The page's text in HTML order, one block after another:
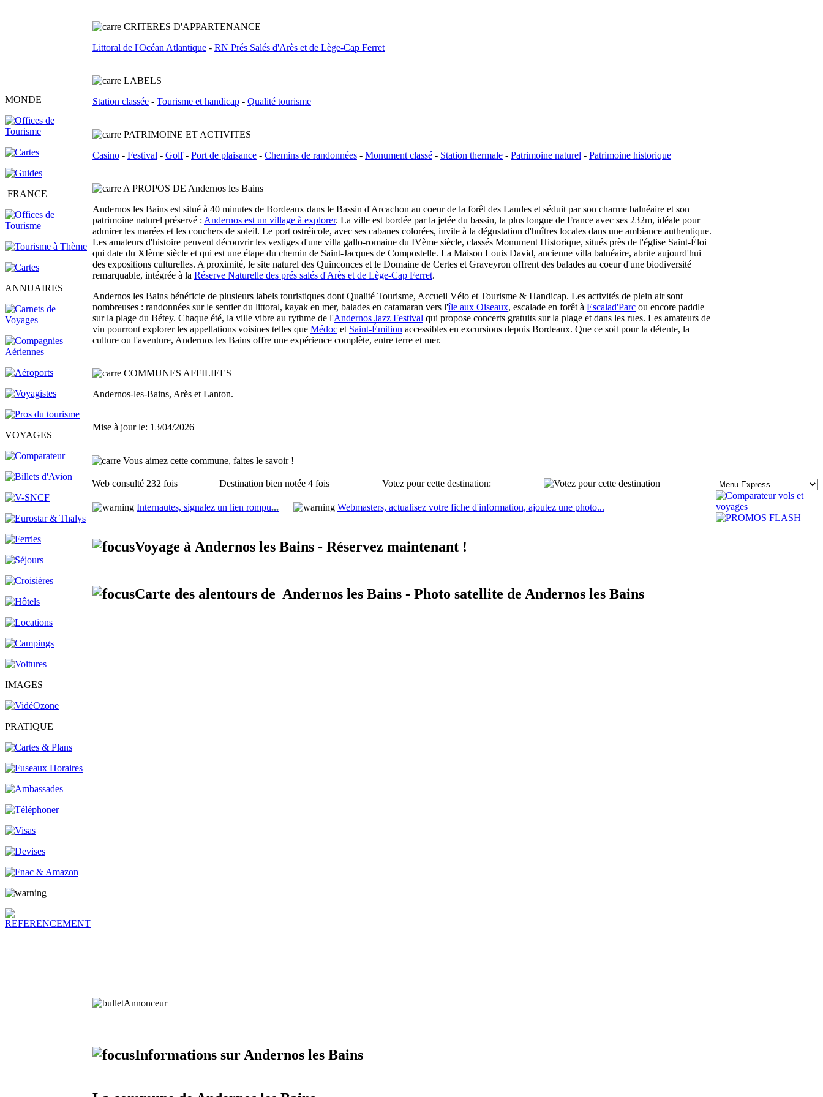
MONDE
FRANCE
ANNUAIRES
VOYAGES
IMAGES
PRATIQUE
CRITERES D'APPARTENANCE
Littoral de l'Océan Atlantique - RN Prés Salés d'Arès et de Lège-Cap Ferret
LABELS
Station classée - Tourisme et handicap - Qualité tourisme
PATRIMOINE ET ACTIVITES
Casino - Festival - Golf- Port de plaisance - Chemins de randonnées - Monument classé - Station thermale - Patrimoine naturel - Patrimoine historique
A PROPOS DE Andernos les Bains
Andernos les Bains est situé à 40 minutes de Bordeaux dans le Bassin d'Arcachon au coeur de la forêt des Landes et séduit par son charme balnéaire et son
patrimoine naturel préservé : Andernos est un village à explorer. La ville est bordée par la jetée du bassin, la plus longue de France avec ses 232m, idéale pour
admirer les marées et les couchers de soleil. Le port ostréicole, avec ses cabanes colorées, invite à la dégustation d'huîtres locales dans une ambiance authentique.
Les amateurs d'histoire peuvent découvrir les vestiges d'une villa gallo-romaine du IVème siècle, classés Monument Historique, situés près de l'église Saint-Éloi
qui date du XIème siècle et qui est une étape du chemin de Saint-Jacques de Compostelle. La Maison Louis David, ancienne villa balnéaire, abrite aujourd'hui
des expositions culturelles. A proximité, le site naturel des Quinconces et le Domaine de Certes et Graveyron offrent des balades au coeur d'une biodiversité
remarquable, intégrée à la Réserve Naturelle des prés salés d'Arès et de Lège-Cap Ferret.
Andernos les Bains bénéficie de plusieurs labels touristiques dont Qualité Tourisme, Accueil Vélo et Tourisme & Handicap. Les activités de plein air sont
nombreuses : randonnées sur le sentier du littoral, kayak en mer, balades en catamaran vers l'île aux Oiseaux, escalade en forêt à Escalad'Parc ou encore paddle
sur la plage du Bétey. Chaque été, la ville vibre au rythme de l'Andernos Jazz Festival qui propose concerts gratuits sur la plage et dans les rues. Les amateurs de
vin pourront explorer les appellations voisines telles que Médoc et Saint-Émilion accessibles en excursions depuis Bordeaux. Que ce soit pour la détente, la
culture ou l'aventure, Andernos les Bains offre une expérience complète, entre terre et mer.
COMMUNES AFFILIEES
Andernos-les-Bains, Arès et Lanton.
Mise à jour le: 13/04/2026
Vous aimez cette commune, faites le savoir !
Web consulté 232 fois Destination bien notée 4 fois Votez pour cette destination:
Internautes, signalez un lien rompu... Webmasters, actualisez votre fiche d'information, ajoutez une photo...
Voyage à Andernos les Bains - Réservez maintenant !
Carte des alentours de Andernos les Bains - Photo satellite de Andernos les Bains
Annonceur
Informations sur Andernos les Bains